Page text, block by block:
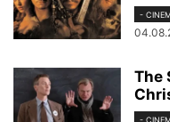
-
The
-